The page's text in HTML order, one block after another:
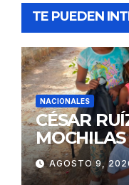
TE PUEDEN
NACIONALES
CÉSAR
TERRENAS
AGOSTO 9,